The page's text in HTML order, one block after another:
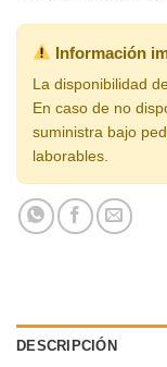
Información
La disponibilidad
En caso de no
suministra bajo
laborables.
DESCRIPCIÓN